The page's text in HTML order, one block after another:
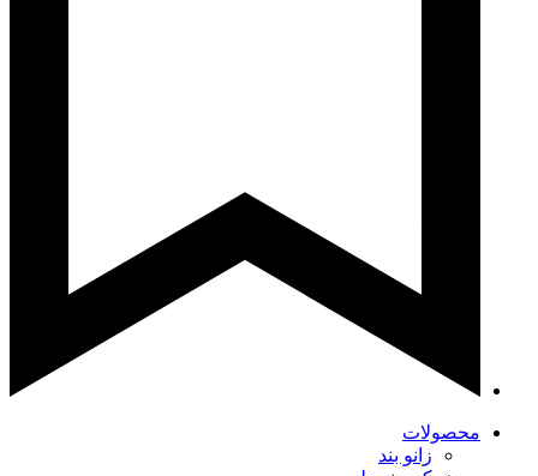
محصولات
زانو بند